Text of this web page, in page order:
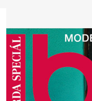
Marianne